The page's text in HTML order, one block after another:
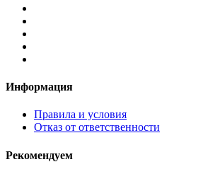
Информация
Правила и условия
Отказ от ответственности
Рекомендуем